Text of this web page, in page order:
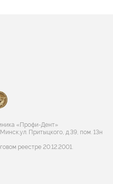
«Профи-Дент»
Притыцкого, д.39, пом. 13н
реестре 20.12.2001.